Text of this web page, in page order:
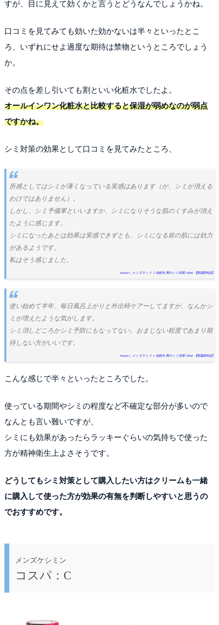
すが、目に見えて効くかと言うとどうなんでしょうかね。
口コミを見てみても効いた効かないは半々といったとこ
ろ、いずれにせよ過度な期待は禁物というところでしょう
か。
その点を差し引いても割といい化粧水でしたよ。
オールインワン化粧水と比較すると保湿が弱めなのが弱点
ですかね。
シミ対策の効果として口コミを見てみたところ、
所感としてはシミが薄くなっている実感はあります（が、シミが消える
わけではありません）。
しかし、シミ予備軍といいますか、シミになりそうな肌のくすみが消え
たように感じます。
シミになったあとは効果は実感できずとも、シミになる前の肌には効力
があるようです。
私はそう感じました。
Amazon | メンズケシミン化粧水 男のシミ対策 160ml 【医薬部外品】
使い始めて半年、毎日風呂上がりと外出時ケアーしてますが、なんかシ
ミが増えたような気がします。
シミ消しどころかシミ予防にもなってない。おまじない程度であまり期
待しない方がいいです。
Amazon | メンズケシミン化粧水 男のシミ対策 160ml 【医薬部外品】
こんな感じで半々といったところでした。
使っている期間やシミの程度など不確定な部分が多いので
なんとも言い難いですが、
シミにも効果があったらラッキーぐらいの気持ちで使った
方が精神衛生上よさそうです。
どうしてもシミ対策として購入したい方はクリームも一緒
に購入して使った方が効果の有無を判断しやすいと思うの
でおすすめです。
メンズケシミン
コスパ：C